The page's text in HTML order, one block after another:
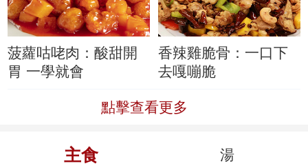
菠蘿咕咾肉：酸甜開
胃 一學就會
香辣雞脆骨：一口下
去嘎嘣脆
點擊查看更多
主食 湯